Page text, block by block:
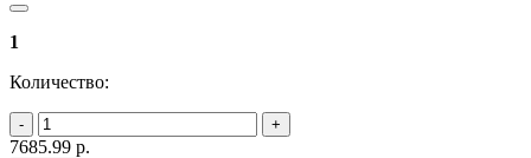
1
Количество:
7685.99 р.